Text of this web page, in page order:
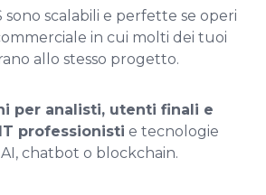
sono scalabili e perfette se operi
in cui molti dei tuoi
allo stesso progetto.
per analisti, utenti finali e
professionisti e tecnologie
chatbot o blockchain.